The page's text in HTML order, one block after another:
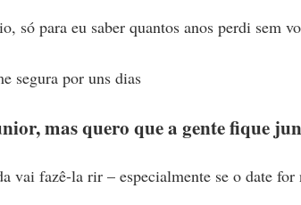
só para eu saber quantos anos perdi sem
segura por uns dias
mas quero que a gente fique
vai fazê-la rir – especialmente se o date for